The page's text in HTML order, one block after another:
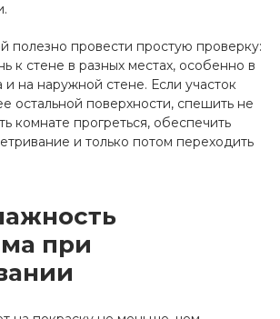
полезно провести простую проверку:
к стене в разных местах, особенно в
и на наружной стене. Если участок
остальной поверхности, спешить не
комнате прогреться, обеспечить
и только потом переходить
при